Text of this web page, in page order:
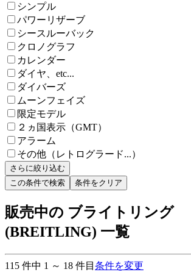
シンプル
パワーリザーブ
シースルーバック
クロノグラフ
カレンダー
ダイヤ、etc...
ダイバーズ
ムーンフェイズ
限定モデル
２ヵ国表示（GMT）
アラーム
その他（レトログラード...）
さらに絞り込む
この条件で検索
条件をクリア
販売中の ブライトリング
(BREITLING) 一覧
115 件中 1 ～ 18 件目 条件を変更